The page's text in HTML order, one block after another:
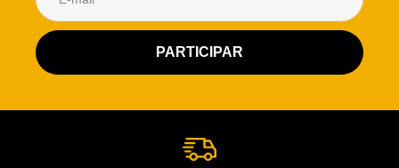
Atendimento Rei de Casa